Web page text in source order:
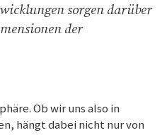
sorgen darüber
der
Ob wir uns also in
hängt dabei nicht nur von